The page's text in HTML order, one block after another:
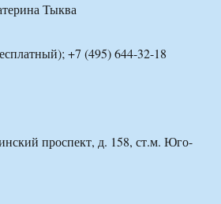
Тыква
+7 (495) 644-32-18
проспект, д. 158, ст.м. Юго-